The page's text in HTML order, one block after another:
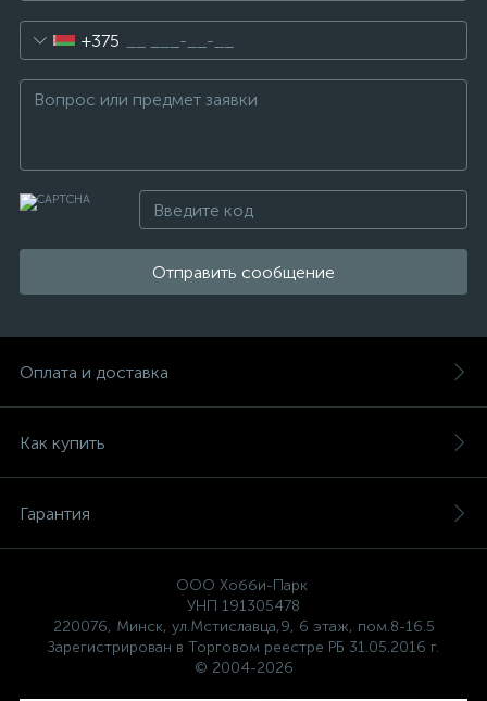
+375
Отправить сообщение
Оплата и доставка
Как купить
Гарантия
ООО Хобби-Парк
УНП 191305478
220076, Минск, ул.Мстиславца,9, 6 этаж, пом.8-16.5
Зарегистрирован в Торговом реестре РБ 31.05.2016 г.
© 2004-2026